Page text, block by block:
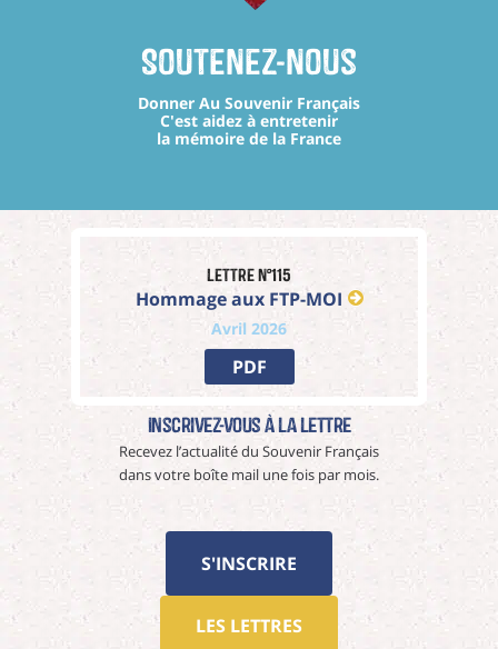
Soutenez-nous
Donner Au Souvenir Français
C'est aidez à entretenir
la mémoire de la France
Lettre n°115
Hommage aux FTP-MOI
Avril 2026
PDF
Inscrivez-vous à La Lettre
Recevez l’actualité du Souvenir Français
dans votre boîte mail une fois par mois.
S'INSCRIRE
LES LETTRES